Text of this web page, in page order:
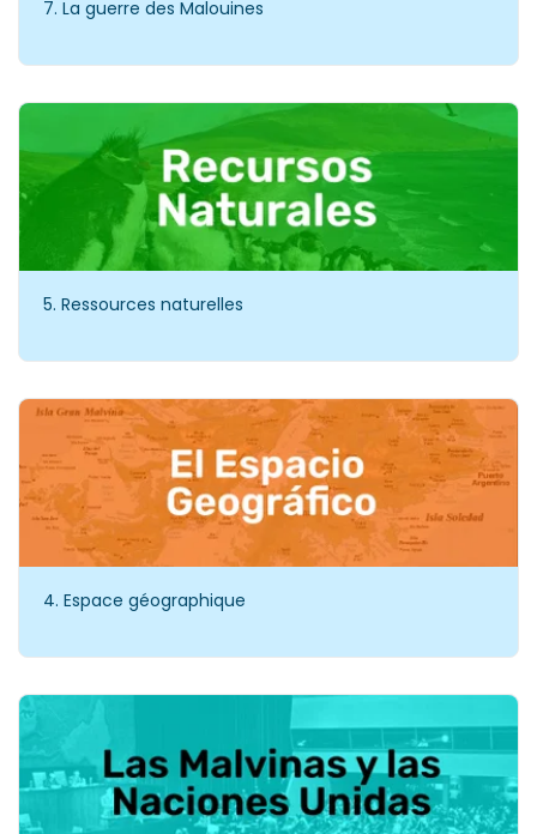
7. La guerre des Malouines
5. Ressources naturelles
4. Espace géographique